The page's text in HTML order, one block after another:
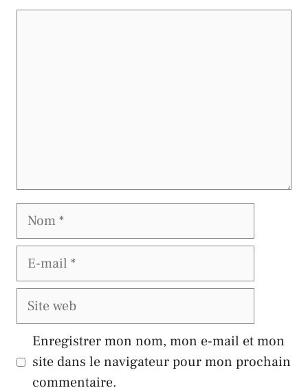
Nom
E-
Site
Enregistrer mon nom, mon e-mail et mon
site dans le navigateur pour mon prochain
commentaire.